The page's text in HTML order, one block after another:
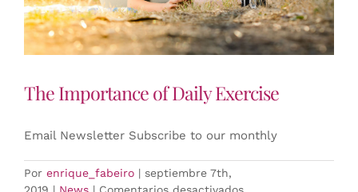
The Importance of Daily Exercise
Email Newsletter Subscribe to our monthly
Por enrique_fabeiro | septiembre 7th,
en